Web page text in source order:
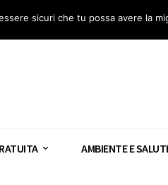
Diventa Guardia Nazionale Amianto
AMBIENTE E
sicuri che tu possa avere la